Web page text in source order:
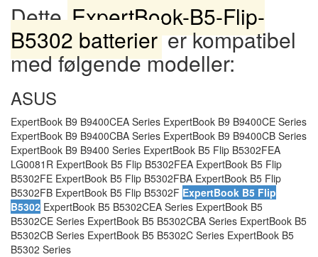
DetteExpertBook-B5-Flip-
B5302 batterierer kompatibel
med følgende modeller:
ASUS
ExpertBook B9 B9400CEA Series ExpertBook B9 B9400CE Series
ExpertBook B9 B9400CBA Series ExpertBook B9 B9400CB Series
ExpertBook B9 B9400 Series ExpertBook B5 Flip B5302FEA
LG0081R ExpertBook B5 Flip B5302FEA ExpertBook B5 Flip
B5302FE ExpertBook B5 Flip B5302FBA ExpertBook B5 Flip
B5302FB ExpertBook B5 Flip B5302F ExpertBook B5 Flip
B5302 ExpertBook B5 B5302CEA Series ExpertBook B5
B5302CE Series ExpertBook B5 B5302CBA Series ExpertBook B5
B5302CB Series ExpertBook B5 B5302C Series ExpertBook B5
B5302 Series